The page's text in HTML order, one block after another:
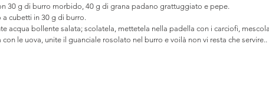
30 g di burro morbido, 40 g di grana padano grattuggiato e pepe.
cubetti in 30 g di burro.
acqua bollente salata; scolatela, mettetela nella padella con i carciofi,
le uova, unite il guanciale rosolato nel burro e voilà non vi resta che servire..